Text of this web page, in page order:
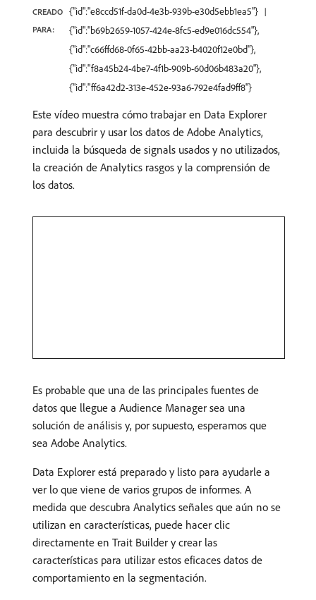
CREADO
PARA:
{"id":"e8ccd51f-da0d-4e3b-939b-e30d5ebb1ea5"}
{"id":"b69b2659-1057-424e-8fc5-ed9e016dc554"},
{"id":"c66ffd68-0f65-42bb-aa23-b4020f12e0bd"},
{"id":"f8a45b24-4be7-4f1b-909b-60d06b483a20"},
{"id":"ff6a42d2-313e-452e-93a6-792e4fad9ff8"}
Este vídeo muestra cómo trabajar en Data Explorer
para descubrir y usar los datos de Adobe Analytics,
incluida la búsqueda de signals usados y no utilizados,
la creación de Analytics rasgos y la comprensión de
los datos.
Es probable que una de las principales fuentes de
datos que llegue a Audience Manager sea una
solución de análisis y, por supuesto, esperamos que
sea Adobe Analytics.
Data Explorer está preparado y listo para ayudarle a
ver lo que viene de varios grupos de informes. A
medida que descubra Analytics señales que aún no se
utilizan en características, puede hacer clic
directamente en Trait Builder y crear las
características para utilizar estos eficaces datos de
comportamiento en la segmentación.